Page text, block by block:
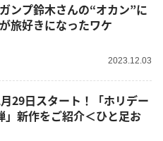
ンプ鈴木さんの“オカン”に
旅好きになったワケ
2023.12.03
月29日スタート！「ホリデー
」新作をご紹介＜ひと足お